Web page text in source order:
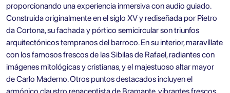
proporcionando una experiencia inmersiva con audio guiado.
Construida originalmente en el siglo XV y rediseñada por Pietro
da Cortona, su fachada y pórtico semicircular son triunfos
arquitectónicos tempranos del barroco. En su interior, maravíllate
con los famosos frescos de las Sibilas de Rafael, radiantes con
imágenes mitológicas y cristianas, y el majestuoso altar mayor
de Carlo Maderno. Otros puntos destacados incluyen el